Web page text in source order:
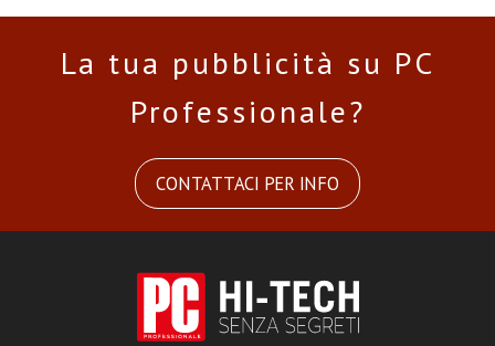
La tua pubblicità su PC
Professionale?
CONTATTACI PER INFO